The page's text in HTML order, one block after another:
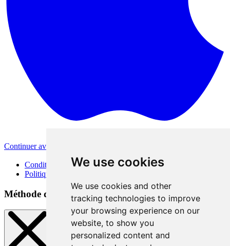
We use cookies
We use cookies and other
tracking technologies to improve
your browsing experience on our
website, to show you
personalized content and
Continuer avec Apple
Conditions d'utilisation
Politique de confidentialité
Méthode de connexion